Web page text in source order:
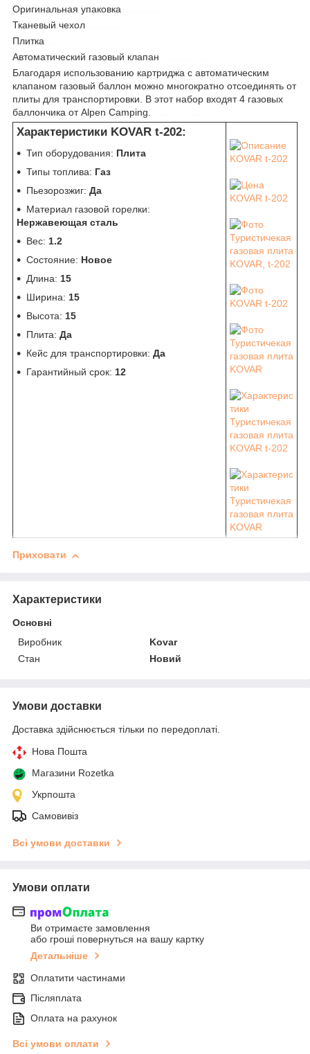
Оригинальная упаковка
Тканевый чехол
Плитка
Автоматический газовый клапан
Благодаря использованию картриджа с автоматическим
клапаном газовый баллон можно многократно отсоединять от
плиты для транспортировки. В этот набор входят 4 газовых
баллончика от Alpen Camping.
Характеристики KOVAR t-202:
Тип оборудования: Плита
Типы топлива: Газ
Пьезорозжиг: Да
Материал газовой горелки:
Нержавеющая сталь
Вес: 1.2
Состояние: Новое
Длина: 15
Ширина: 15
Высота: 15
Плита: Да
Кейс для транспортировки: Да
Гарантийный срок: 12
Приховати
Характеристики
Основні
Виробник
Kovar
Стан
Новий
Умови доставки
Доставка здійснюється тільки по передоплаті.
Нова Пошта
Магазини Rozetka
Укрпошта
Самовивіз
Всі умови доставки
Умови оплати
Ви отримаєте замовлення
або гроші повернуться на вашу картку
Детальніше
Оплатити частинами
Післяплата
Оплата на рахунок
Всі умови оплати